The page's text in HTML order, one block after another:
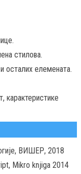
стилова.
осталих елемената.
карактеристике
ВИШЕР, 2018
Mikro knjiga 2014